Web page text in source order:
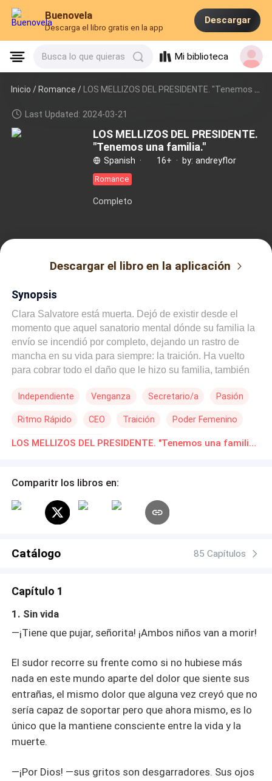
Buenovela
Descarga el libro gratis en la app
Descargar
Busca lo que quieras Mi biblioteca
Inicio /Romance / LOS MELLIZOS DEL PRESIDENTE. "Tenemos una familia."
Last Updated: 2024-03-21
LOS MELLIZOS DEL PRESIDENTE.
"Tenemos una familia."
Spanish · 16+ · by: andreyflor
Romance
Completo
Descargar el libro en la aplicación
Synopsis
Clara Salvatore está muerta. Dejó de existir desde el
momento que aquel sanatorio mental dónde su familia la
envío se incendió por completo, dejando un rastro de
mancha en su vida para siempre: la traición. Ha vuelto
para cobrar todo el daño que le hizo su familia, también
famila McGrey y para que Ryan McGrey, el hombre más
es el presidente del país, el hombre más buscado y la vez
más protegido. No creyó en ella cuando era su prometida,
vez que vuelva: estaba embarazada de él y tuvo mellizos.
planeando cuatro años desde su falsa muerte. Ya no es
Clara Salvatore, sino Clara D’Alessio, y está casada con
ayudarla, y quien también tiene deudas que saldar con la
venganza llegan a su vida desde el momento en que el
toda la verdad una vez sepa quién realmente la
que saberlo, tendrá que sacrificar muchas cosas para
proteger a las personas que más ama. ¿O es que la llama
de un amor pasado no la deja en paz porque sigue, en el
fondo y aunque siempre lo niegue, enamorada de Ryan
Independiente Venganza Secretario/a Pasión
Ritmo Rápido CEO Traición Poder Femenino
Segunda Oportunidad LOS MELLIZOS DEL PRESIDENTE. "Tenemos una familia." Novelas Online Descarga gratuita de PDF
Comparitr los libros en:
Catálogo 85 Capítulos
Capítulo 1
1. Sin vida
—¡Tiene que pujar, señorita! ¡Ambos niños van a morir!
El sudor recorre su frente como si no hubiese más
nada en este mundo aparte del dolor que siente sus
entrañas, el mismo dolor que alguna vez creyó que no
sería capaz de soportar pero que ahora mismo, es lo
único que la mantiene consciente entre la vida y la
muerte.
—¡Por Dios! —sus gritos son desgarradores. Sus ojos